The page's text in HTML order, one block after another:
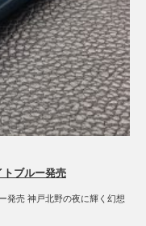
ブルー発売
発売 神戸北野の夜に輝く幻想